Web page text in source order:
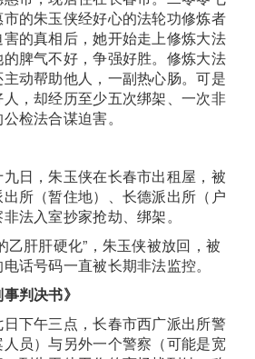
的朱玉侠经好心的法轮功修炼者
的真相后，她开始走上修炼大法
脾气不好，争强好胜。修炼大法
动帮助他人，一副热心肠。可是
，却经历至少五次绑架、一次非
检法合谋迫害。
日，朱玉侠在长春市出租屋，被
所（暂住地）、长德派出所（户
法入室抄家抢劫、绑架。
乙肝肝硬化”，朱玉侠被放回，被
话号码一直被长期非法监控。
判决书》
下午三点，长春市西广派出所警
员）与另外一个警察（可能是宽